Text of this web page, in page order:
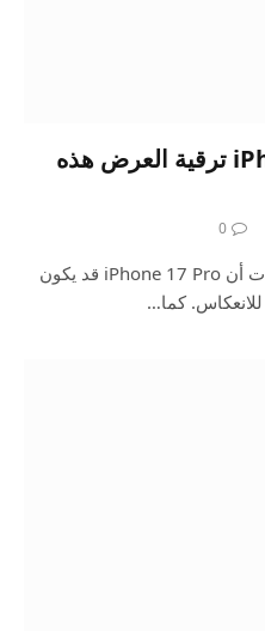
قد لا يعرض iPhone 17 Pro ترقية العرض هذه
0
في العام الماضي ، اقترحت شائعات أن iPhone 17 Pro قد يكون
كما…